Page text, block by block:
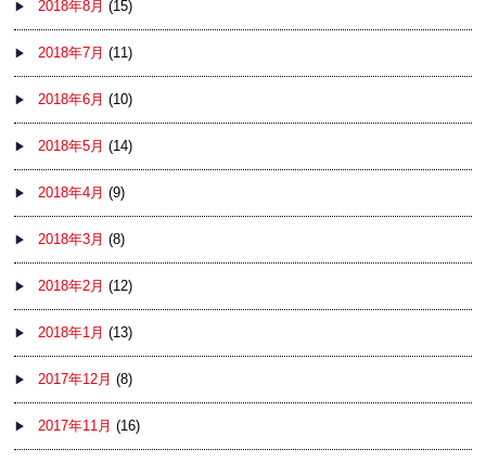
2018年8月 (15)
2018年7月 (11)
2018年6月 (10)
2018年5月 (14)
2018年4月 (9)
2018年3月 (8)
2018年2月 (12)
2018年1月 (13)
2017年12月 (8)
2017年11月 (16)